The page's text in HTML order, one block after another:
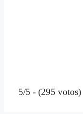
5/5 - (295 votos)